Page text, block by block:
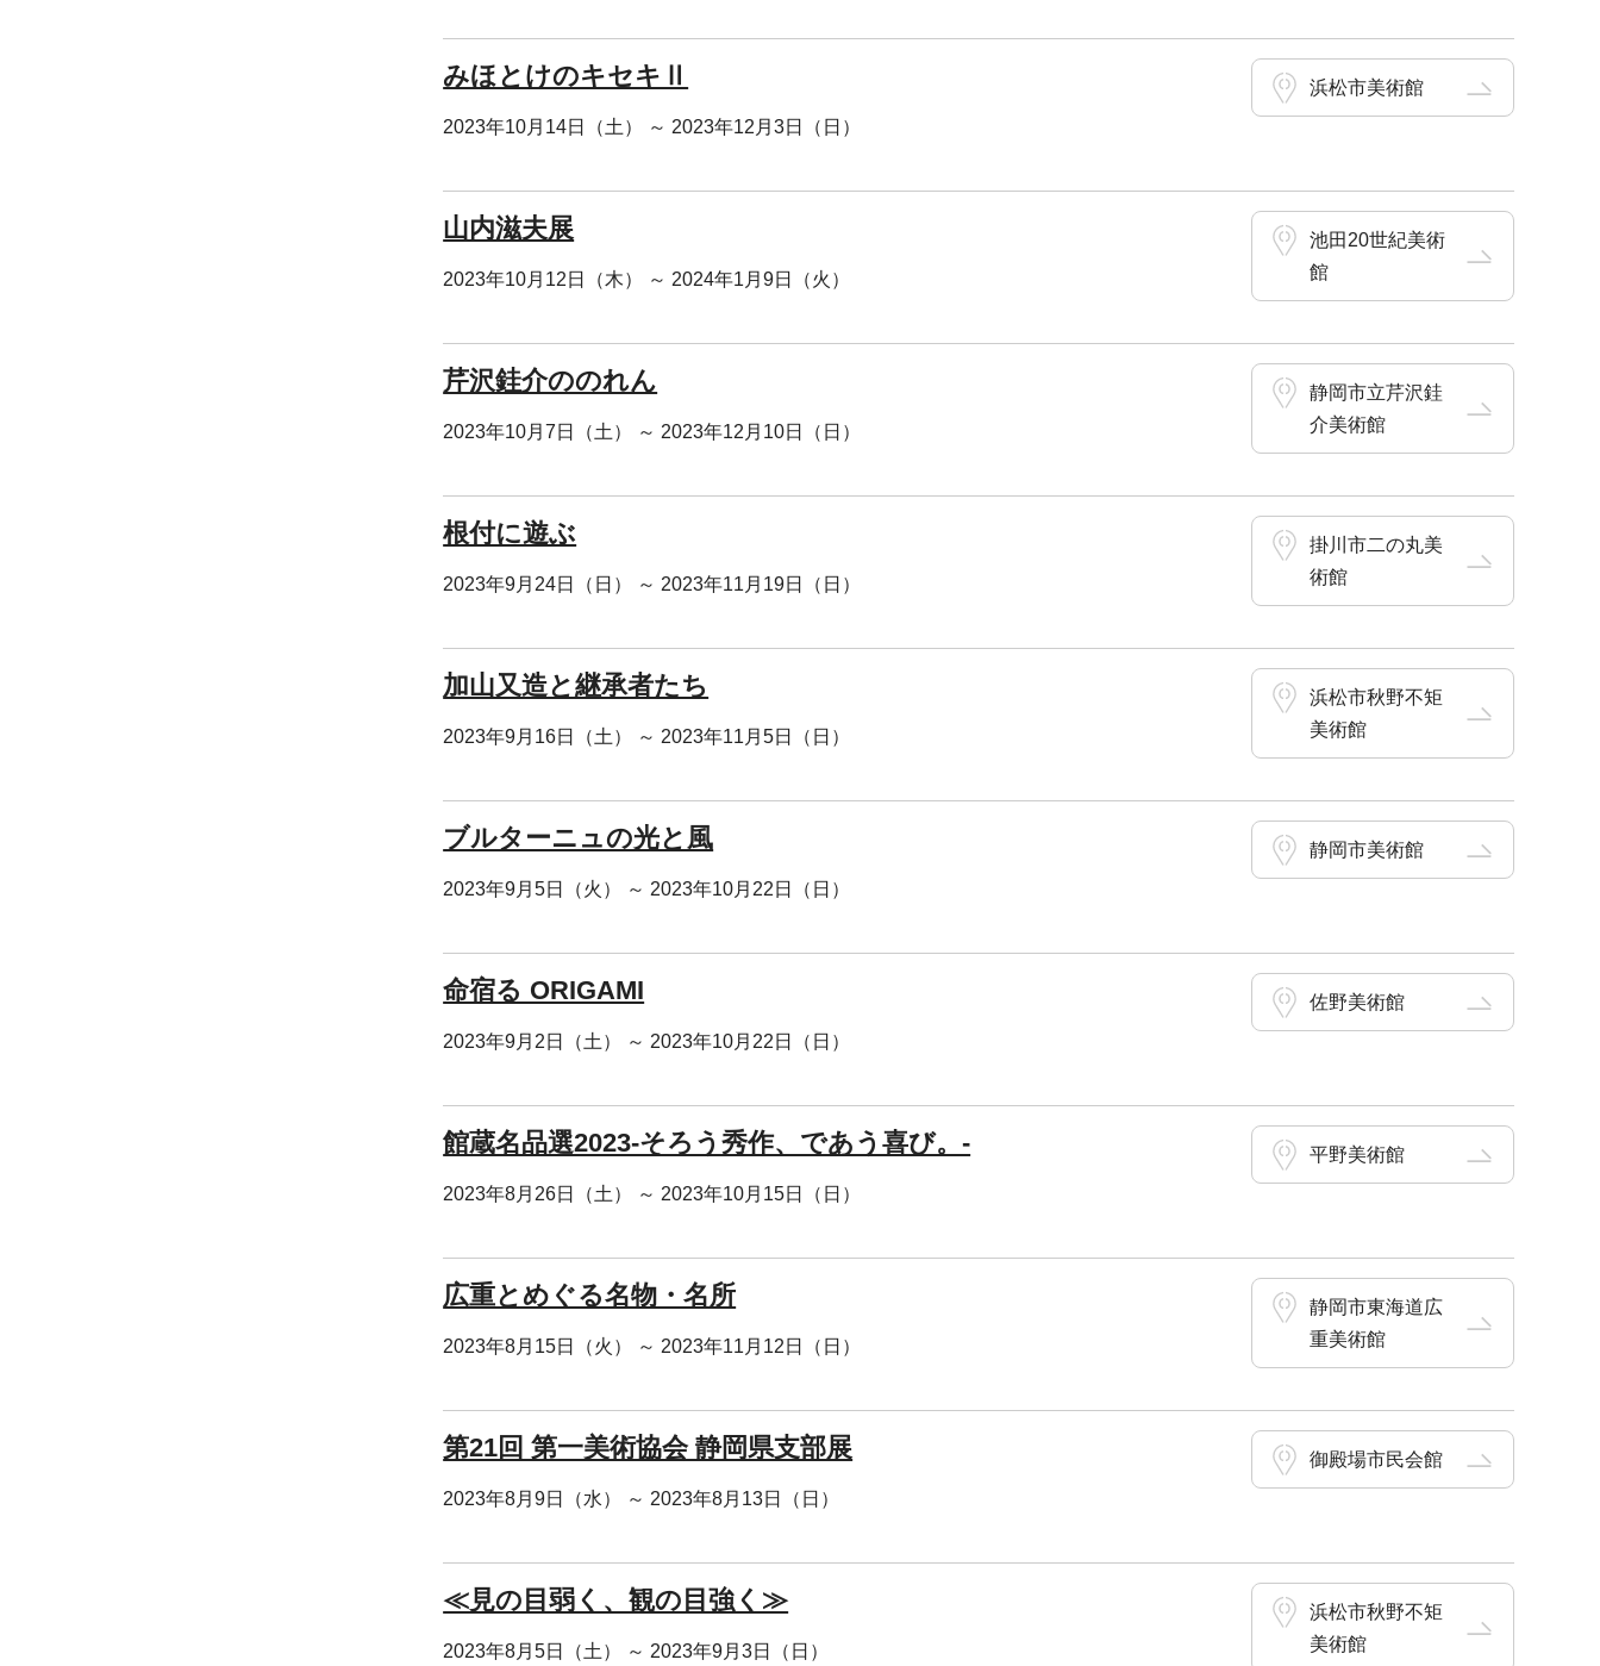
みほとけのキセキⅡ
2023年10月14日（土） ～ 2023年12月3日（日）
浜松市美術館
山内滋夫展
2023年10月12日（木） ～ 2024年1月9日（火）
池田20世紀美術
館
芹沢銈介ののれん
2023年10月7日（土） ～ 2023年12月10日（日）
静岡市立芹沢銈
介美術館
根付に遊ぶ
2023年9月24日（日） ～ 2023年11月19日（日）
掛川市二の丸美
術館
加山又造と継承者たち
2023年9月16日（土） ～ 2023年11月5日（日）
浜松市秋野不矩
美術館
ブルターニュの光と風
2023年9月5日（火） ～ 2023年10月22日（日）
静岡市美術館
命宿る ORIGAMI
2023年9月2日（土） ～ 2023年10月22日（日）
佐野美術館
館蔵名品選2023-そろう秀作、であう喜び。-
2023年8月26日（土） ～ 2023年10月15日（日）
平野美術館
広重とめぐる名物・名所
2023年8月15日（火） ～ 2023年11月12日（日）
静岡市東海道広
重美術館
第21回 第一美術協会 静岡県支部展
2023年8月9日（水） ～ 2023年8月13日（日）
御殿場市民会館
≪見の目弱く、観の目強く≫
2023年8月5日（土） ～ 2023年9月3日（日）
浜松市秋野不矩
美術館